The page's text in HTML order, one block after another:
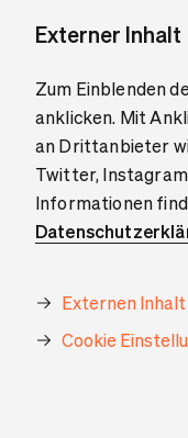
Externer Inhalt
Zum Einblenden
anklicken. Mit
an Drittanbieter
Twitter,
Informationen
Externen
Cookie